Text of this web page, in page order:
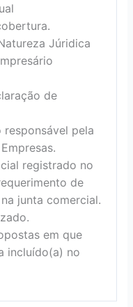
Júridica
de
responsável pela
registrado no
de
junta comercial.
em que
incluído(a) no